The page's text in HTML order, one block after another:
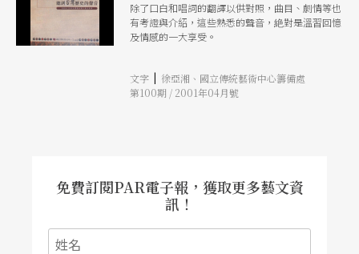
除了口白和唱詞的翻譯以供對照，曲目、劇情等也
有考證與介紹，這些熟悉的聲音，絶對是溫習回憶
及情感的一大享受。
文字 | 徐亞湘、國立傳統藝術中心籌備處
第100期 / 2001年04月號
免費訂閱PAR電子報，獲取更多藝文資
訊！